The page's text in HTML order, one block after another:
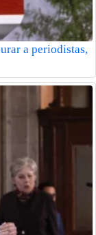
a periodistas,